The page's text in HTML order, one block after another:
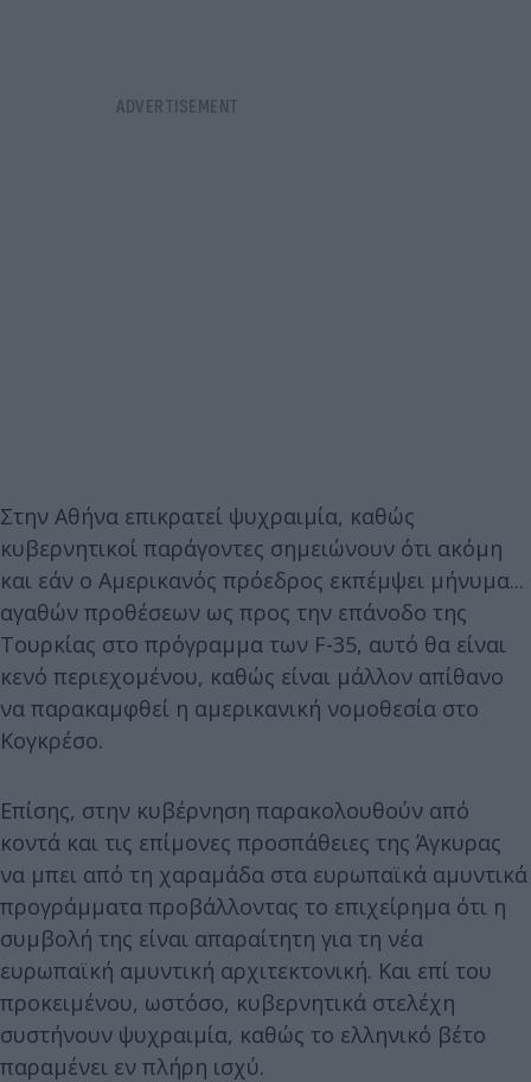
Στην Αθήνα επικρατεί ψυχραιμία, καθώς
κυβερνητικοί παράγοντες σημειώνουν ότι ακόμη
και εάν ο Αμερικανός πρόεδρος εκπέμψει μήνυμα...
αγαθών προθέσεων ως προς την επάνοδο της
Τουρκίας στο πρόγραμμα των F-35, αυτό θα είναι
κενό περιεχομένου, καθώς είναι μάλλον απίθανο
να παρακαμφθεί η αμερικανική νομοθεσία στο
Κογκρέσο.
Επίσης, στην κυβέρνηση παρακολουθούν από
κοντά και τις επίμονες προσπάθειες της Άγκυρας
να μπει από τη χαραμάδα στα ευρωπαϊκά αμυντικά
προγράμματα προβάλλοντας το επιχείρημα ότι η
συμβολή της είναι απαραίτητη για τη νέα
ευρωπαϊκή αμυντική αρχιτεκτονική. Και επί του
προκειμένου, ωστόσο, κυβερνητικά στελέχη
συστήνουν ψυχραιμία, καθώς το ελληνικό βέτο
παραμένει εν πλήρη ισχύ.